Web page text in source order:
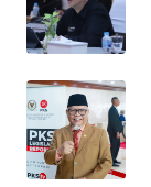
WAHANA
WISATA
LAPAK
WAHANA